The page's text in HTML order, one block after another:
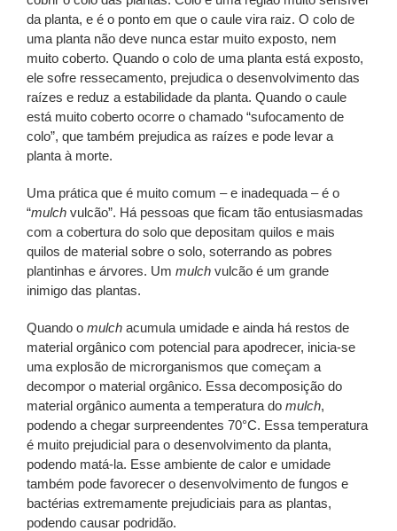
da planta, e é o ponto em que o caule vira raiz. O colo de
uma planta não deve nunca estar muito exposto, nem
muito coberto. Quando o colo de uma planta está exposto,
ele sofre ressecamento, prejudica o desenvolvimento das
raízes e reduz a estabilidade da planta. Quando o caule
está muito coberto ocorre o chamado “sufocamento de
colo”, que também prejudica as raízes e pode levar a
planta à morte.
Uma prática que é muito comum – e inadequada – é o
“mulch vulcão”. Há pessoas que ficam tão entusiasmadas
com a cobertura do solo que depositam quilos e mais
quilos de material sobre o solo, soterrando as pobres
plantinhas e árvores. Um mulch vulcão é um grande
inimigo das plantas.
Quando o mulch acumula umidade e ainda há restos de
material orgânico com potencial para apodrecer, inicia-se
uma explosão de microrganismos que começam a
decompor o material orgânico. Essa decomposição do
material orgânico aumenta a temperatura do mulch,
podendo a chegar surpreendentes 70°C. Essa temperatura
é muito prejudicial para o desenvolvimento da planta,
podendo matá-la. Esse ambiente de calor e umidade
também pode favorecer o desenvolvimento de fungos e
bactérias extremamente prejudiciais para as plantas,
podendo causar podridão.